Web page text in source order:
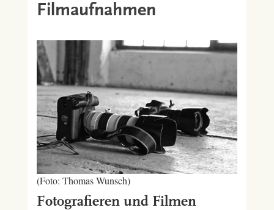
Filmaufnahmen
(Foto: Thomas Wunsch)
Fotografieren und Filmen